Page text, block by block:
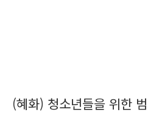
(혜화) 청소년들을 위한